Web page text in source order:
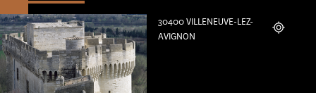
30400 VILLENEUVE-LEZ-
AVIGNON
Localiser